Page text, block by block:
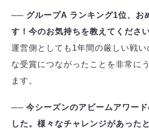
── グループA ランキング1位、お
す！今のお気持ちを教えてくださ
運営側としても1年間の厳しい戦い
な受賞につながったことを非常に
ます。
── 今シーズンのアビームアワー
した。様々なチャレンジがあった